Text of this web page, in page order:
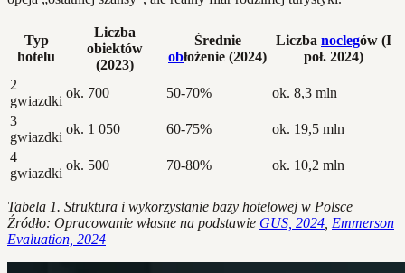
Typ
hotelu
Liczba
obiektów
(2023)
Średnie
obłożenie (2024)
Liczba noclegów (I
poł. 2024)
2
gwiazdki
ok. 700 50-70%
ok. 8,3 mln
3
gwiazdki
ok. 1 050 60-75%
ok. 19,5 mln
4
gwiazdki
ok. 500 70-80% ok. 10,2 mln
Tabela 1. Struktura i wykorzystanie bazy hotelowej w Polsce
Źródło: Opracowanie własne na podstawie GUS, 2024 Emmerson
Evaluation, 2024